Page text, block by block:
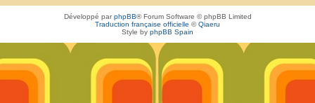
e
Développé parphpBB® Forum Software © phpBB Limited
Traduction française officielle ©Qiaeru
Style by phpBB Spain